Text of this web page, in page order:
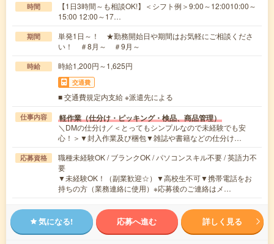
時間
【1日3時間～も相談OK!】＜シフト例＞9:00～12:0010:00～
15:00 12:00～17…
期間
単発1日～！ ★勤務開始日や期間はお気軽にご相談くださ
い！ ＃8月～ ＃9月～
時給 時給1,200円～1,625円
交通費
■ 交通費規定内支給 ※派遣先による
仕事内容 軽作業（仕分け・ピッキング・検品、商品管理）
＼DMの仕分け／＜とってもシンプルなので未経験でも安
心！＞▼封入作業及び梱包▼雑誌や書籍などの仕分け…
応募資格
職種未経験OK / ブランクOK / パソコンスキル不要 / 英語力不
要
▼未経験OK！（副業歓迎☆）▼高校生不可▼携帯電話をお
持ちの方（業務連絡に使用）※応募後のご連絡はメ…
気になる! 応募へ進む 詳しく見る